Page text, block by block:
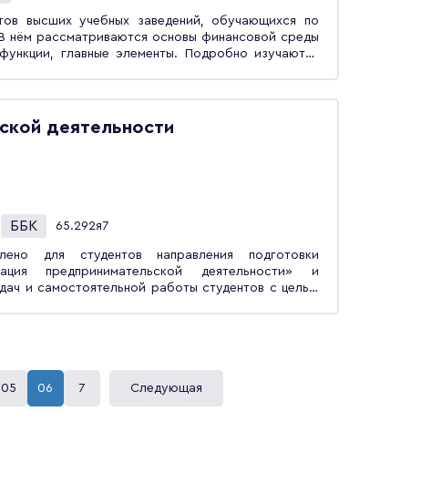
высших учебных заведений, обучающихся по
нём рассматриваются основы финансовой среды
главные элементы. Подробно изучаются
внутрифирменной финансовой среды и
капитал, себестоимость и
внимания уделяется факторам
налогообложения предпринимательской
системе налогообложения, единым
налогом.
деятельности
ББК 65.292я7
для студентов направления подготовки
навыков обучающихся.
05 06 7 Следующая